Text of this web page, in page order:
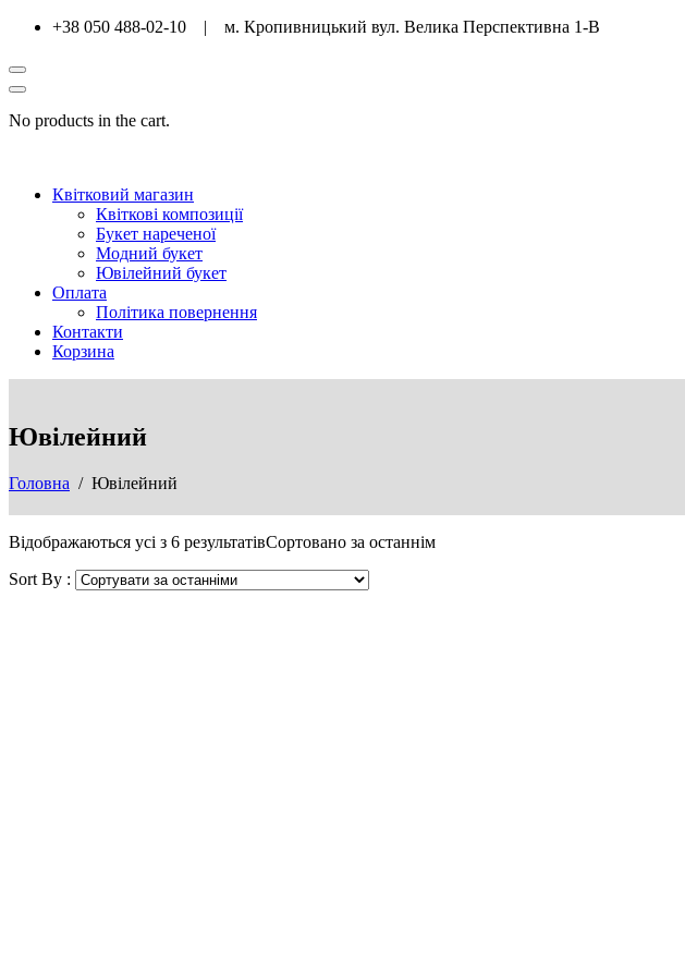
+38 050 488-02-10 | м. Кропивницький вул. Велика Перспективна 1-В
No products in the cart.
Квітковий магазин
Квіткові композиції
Букет нареченої
Модний букет
Ювілейний букет
Оплата
Політика повернення
Контакти
Корзина
Ювілейний
Головна / Ювілейний
Відображаються усі з 6 результатівСортовано за останнім
Sort By :